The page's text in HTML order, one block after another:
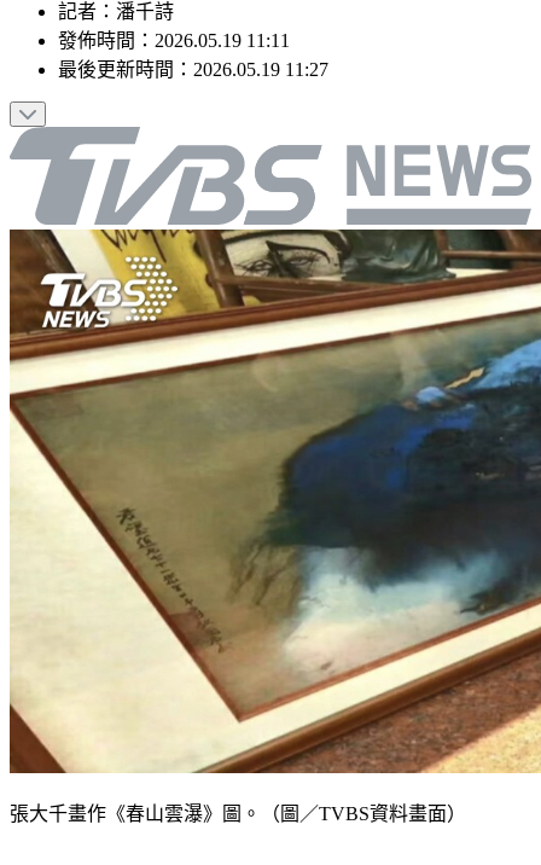
發佈時間：2026.05.19 11:11
最後更新時間：2026.05.19 11:27